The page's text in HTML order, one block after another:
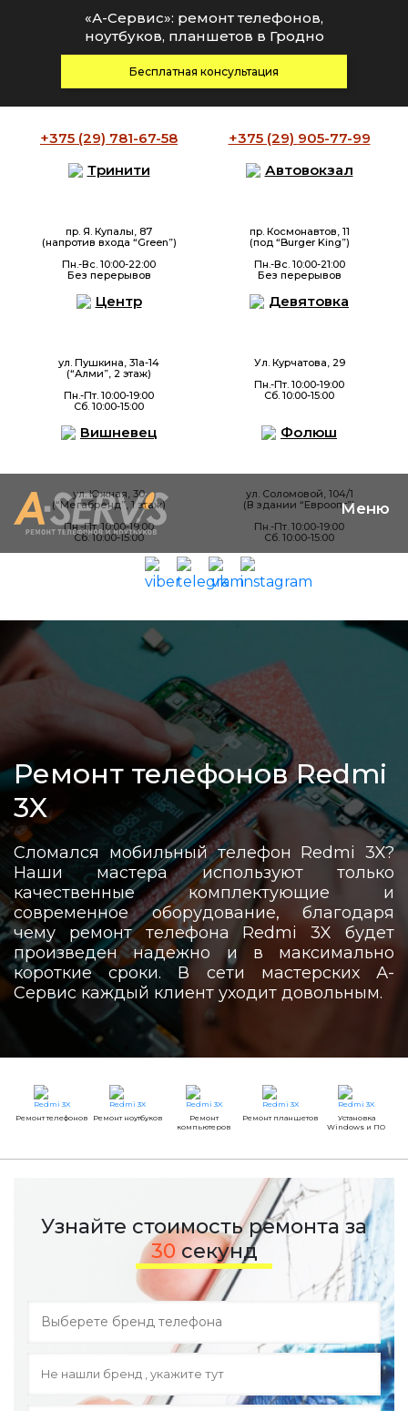
+375 (29) 781-67-58 +375 (29) 905-77-99
Тринити
пр. Я. Купалы, 87
(напротив входа “Green”)
Пн.-Вс. 10:00-22:00
Без перерывов
Автовокзал
пр. Космонавтов, 11
(под “Burger King”)
Пн.-Вс. 10:00-21:00
Без перерывов
Центр
ул. Пушкина, 31а-14
(“Алми”, 2 этаж)
Пн.-Пт. 10:00-19:00
Сб. 10:00-15:00
Девятовка
Ул. Курчатова, 29
Пн.-Пт. 10:00-19:00
Сб. 10:00-15:00
Вишневец
ул. Южная, 30
(“Мегабренд”, 1 этаж)
Пн.-Пт. 10:00-19:00
Сб. 10:00-15:00
Фолюш
ул. Соломовой, 104/1
(В здании “Евроопт”)
Пн.-Пт. 10:00-19:00
Сб. 10:00-15:00
«А-Сервис»: ремонт телефонов,
ноутбуков, планшетов в Гродно
Бесплатная консультация
Ремонт телефонов Redmi
3X
Сломался мобильный телефон Redmi 3X?
Наши мастера используют только
качественные комплектующие и
современное оборудование, благодаря
чему ремонт телефона Redmi 3X будет
произведен надежно и в максимально
короткие сроки. В сети мастерских А-
Сервис каждый клиент уходит довольным.
Ремонт телефонов Ремонт ноутбуков
Ремонт
компьютеров
Ремонт планшетов
Установка
Windows и ПО
Узнайте стоимость ремонта за
30 секунд